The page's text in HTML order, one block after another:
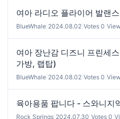
여아 라디오 플라이어 발랜
BlueWhale 2024.08.02 Votes 0
여아 장난감 디즈니 프린세
가방, 랩탑)
BlueWhale 2024.08.02 Votes 0
육아용품 팝니다 - 스와니지
Rock Springs 2024.07.30 Votes 0